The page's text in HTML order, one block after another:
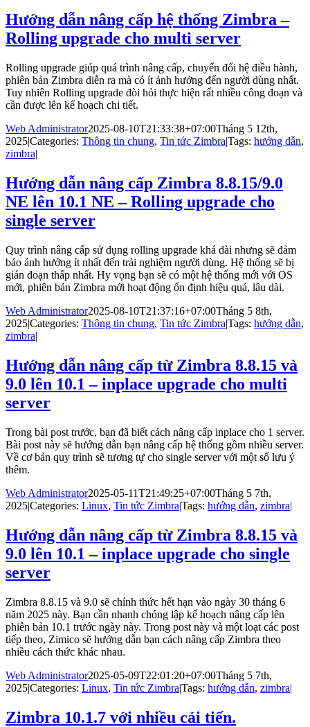
Hướng dẫn nâng cấp hệ thống Zimbra –
Rolling upgrade cho multi server
Rolling upgrade giúp quá trình nâng cấp, chuyển đổi hệ điều hành,
phiên bản Zimbra diễn ra mà có ít ảnh hưởng đến người dùng nhất.
Tuy nhiên Rolling upgrade đòi hỏi thực hiện rất nhiều công đoạn và
cần được lên kế hoạch chi tiết.
Web Administrator2025-08-10T21:33:38+07:00Tháng 5 12th,
2025|Categories: Thông tin chung, Tin tức Zimbra|Tags: hướng dẫn,
zimbra|
Hướng dẫn nâng cấp Zimbra 8.8.15/9.0
NE lên 10.1 NE – Rolling upgrade cho
single server
Quy trình nâng cấp sử dụng rolling upgrade khá dài nhưng sẽ đảm
bảo ảnh hưởng ít nhất đến trải nghiệm người dùng. Hệ thống sẽ bị
gián đoạn thấp nhất. Hy vọng bạn sẽ có một hệ thống mới với OS
mới, phiên bản Zimbra mới hoạt động ổn định hiệu quả, lâu dài.
Web Administrator2025-08-10T21:37:16+07:00Tháng 5 8th,
2025|Categories: Thông tin chung, Tin tức Zimbra|Tags: hướng dẫn,
zimbra|
Hướng dẫn nâng cấp từ Zimbra 8.8.15 và
9.0 lên 10.1 – inplace upgrade cho multi
server
Trong bài post trước, bạn đã biết cách nâng cấp inplace cho 1 server.
Bài post này sẽ hướng dẫn bạn nâng cấp hệ thống gồm nhiều server.
Về cơ bản quy trình sẽ tương tự cho single server với một số lưu ý
thêm.
Web Administrator2025-05-11T21:49:25+07:00Tháng 5 7th,
2025|Categories: Linux, Tin tức Zimbra|Tags: hướng dẫn, zimbra|
Hướng dẫn nâng cấp từ Zimbra 8.8.15 và
9.0 lên 10.1 – inplace upgrade cho single
server
Zimbra 8.8.15 và 9.0 sẽ chính thức hết hạn vào ngày 30 tháng 6
năm 2025 này. Bạn cần nhanh chóng lập kế hoạch nâng cấp lên
phiên bản 10.1 trước ngày này. Trong post này và một loạt các post
tiếp theo, Zimico sẽ hướng dẫn bạn cách nâng cấp Zimbra theo
nhiều cách thức khác nhau.
Web Administrator2025-05-09T22:01:20+07:00Tháng 5 7th,
2025|Categories: Linux, Tin tức Zimbra|Tags: hướng dẫn, zimbra|
Zimbra 10.1.7 với nhiều cải tiến.